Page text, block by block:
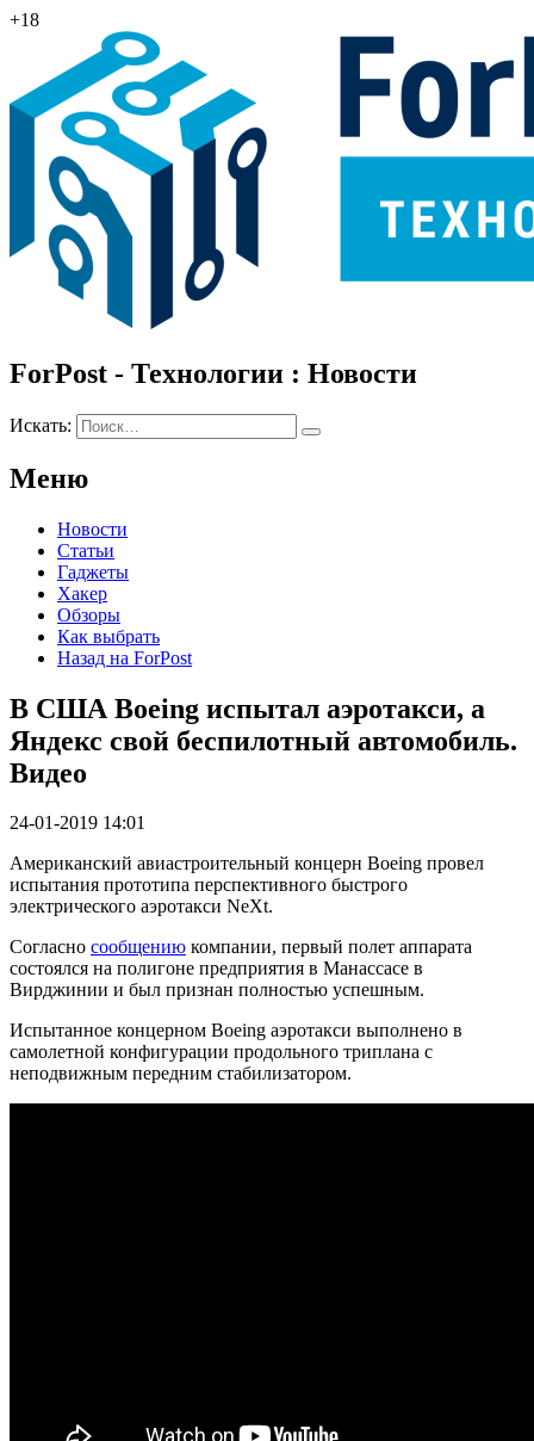
+18
ForPost - Технологии : Новости
Искать:
Меню
Новости
Статьи
Гаджеты
Хакер
Обзоры
Как выбрать
Назад на ForPost
В США Boeing испытал аэротакси, а
Яндекс свой беспилотный автомобиль.
Видео
24-01-2019 14:01
Американский авиастроительный концерн Boeing провел
испытания прототипа перспективного быстрого
электрического аэротакси NeXt.
Согласно сообщению компании, первый полет аппарата
состоялся на полигоне предприятия в Манассасе в
Вирджинии и был признан полностью успешным.
Испытанное концерном Boeing аэротакси выполнено в
самолетной конфигурации продольного триплана с
неподвижным передним стабилизатором.